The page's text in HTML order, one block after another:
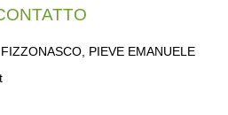
PIEVE EMANUELE